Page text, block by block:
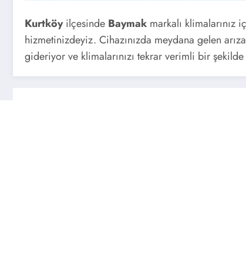
Kurtköyilçesinde Baymak markalı klimalarınız
hizmetinizdeyiz. Cihazınızda meydana gelen
gideriyor ve klimalarınızı tekrar verimli bir şekilde